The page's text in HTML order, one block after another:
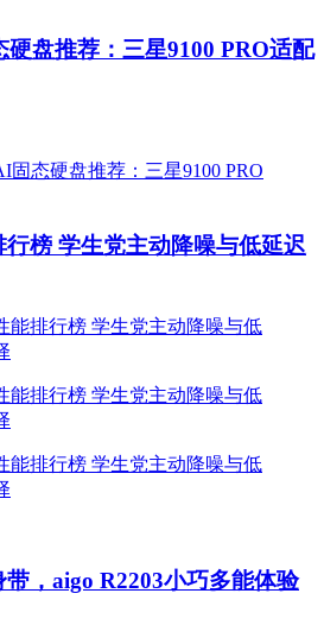
盘推荐：三星9100 PRO适配
榜 学生党主动降噪与低延迟
，aigo R2203小巧多能体验